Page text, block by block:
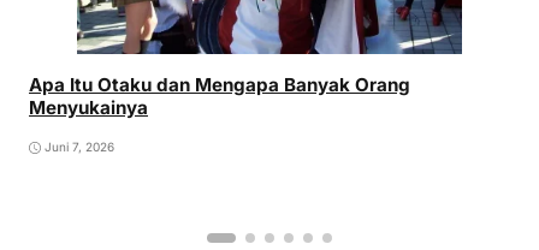
Apa Itu Otaku dan Mengapa Banyak Orang
Menyukainya
Juni 7, 2026